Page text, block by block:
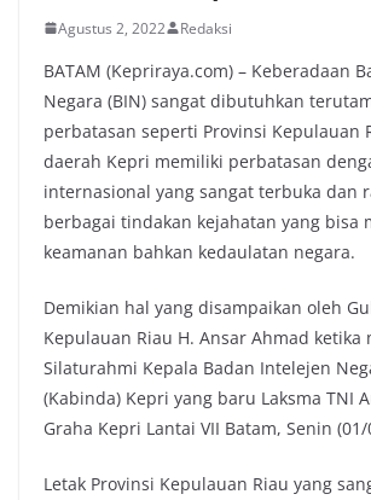
Agustus 2, 2022 Redaksi
BATAM (Kepriraya.com) – Keberadaan
Negara (BIN) sangat dibutuhkan
perbatasan seperti Provinsi Kepulauan
daerah Kepri memiliki perbatasan
internasional yang sangat terbuka dan
berbagai tindakan kejahatan yang bisa
keamanan bahkan kedaulatan negara.
Demikian hal yang disampaikan oleh
Kepulauan Riau H. Ansar Ahmad ketika
Silaturahmi Kepala Badan Intelejen
(Kabinda) Kepri yang baru Laksma TNI
Graha Kepri Lantai VII Batam, Senin (01/
Letak Provinsi Kepulauan Riau yang